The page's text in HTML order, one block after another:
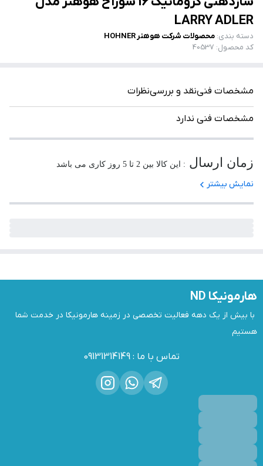
LARRY ADLER
دسته بندی: محصولات شرکت هوهنر HOHNER
کد محصول:
40537
مشخصات فنینقد و بررسینظرات
مشخصات فنی ندارد
زمان ارسال : این کالا بین 2 تا 5 روز کاری می باشد
نمایش بیشتر
هارمونیکا ND
هستیم
تماس با ما :